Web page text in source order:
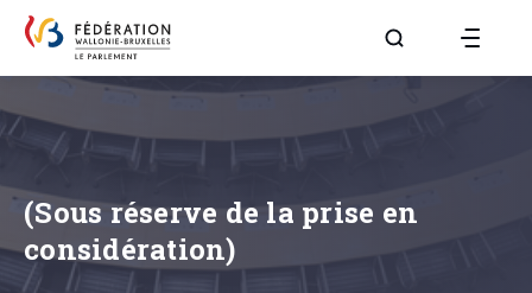
Aller à la page
(Sous réserve de la prise en
considération)